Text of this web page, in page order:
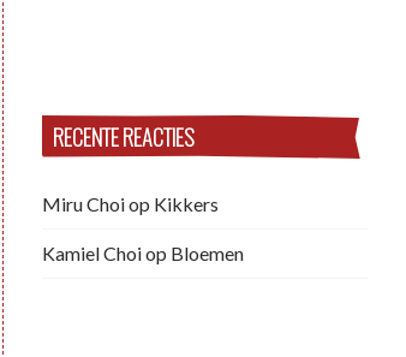
RECENTE REACTIES
Miru Choiop Kikkers
Kamiel Choiop Bloemen